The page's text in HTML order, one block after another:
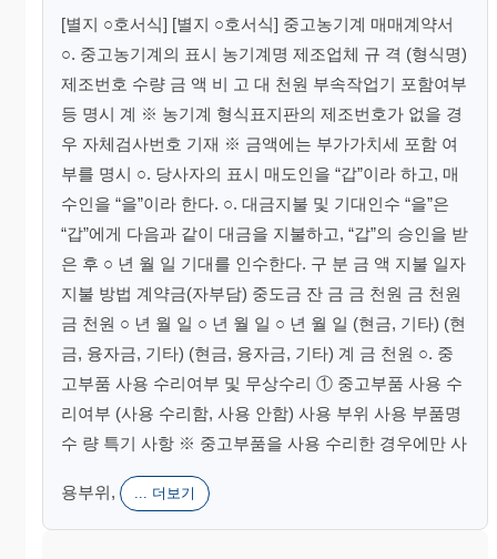
[별지 ○호서식] [별지 ○호서식] 중고농기계 매매계약서
○. 중고농기계의 표시 농기계명 제조업체 규 격 (형식명)
제조번호 수량 금 액 비 고 대 천원 부속작업기 포함여부
등 명시 계 ※ 농기계 형식표지판의 제조번호가 없을 경
우 자체검사번호 기재 ※ 금액에는 부가가치세 포함 여
부를 명시 ○. 당사자의 표시 매도인을 “갑”이라 하고, 매
수인을 “을”이라 한다. ○. 대금지불 및 기대인수 “을”은
“갑”에게 다음과 같이 대금을 지불하고, “갑”의 승인을 받
은 후 ○ 년 월 일 기대를 인수한다. 구 분 금 액 지불 일자
지불 방법 계약금(자부담) 중도금 잔 금 금 천원 금 천원
금 천원 ○ 년 월 일 ○ 년 월 일 ○ 년 월 일 (현금, 기타) (현
금, 융자금, 기타) (현금, 융자금, 기타) 계 금 천원 ○. 중
고부품 사용 수리여부 및 무상수리 ① 중고부품 사용 수
리여부 (사용 수리함, 사용 안함) 사용 부위 사용 부품명
수 량 특기 사항 ※ 중고부품을 사용 수리한 경우에만 사
용부위, ... 더보기